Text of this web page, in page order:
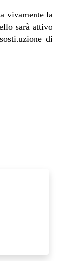
vivamente la
sarà attivo
di